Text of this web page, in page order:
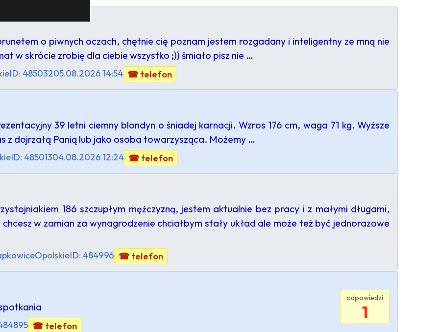
o piwnych oczach, chętnie cię poznam jestem rozgadany i inteligentny ze mną nie
w skrócie zrobię dla ciebie wszystko ;)) śmiało pisz nie …
ID: 48503205.08.2026 14:54 ☎ telefon
39 letni ciemny blondyn o śniadej karnacji. Wzros 176 cm, waga 71 kg. Wyższe
z dojrzałą Panią lub jako osoba towarzysząca. Możemy …
ID: 48501304.08.2026 12:24 ☎ telefon
186 szczupłym mężczyzną, jestem aktualnie bez pracy i z małymi długami,
w zamian za wynagrodzenie chciałbym stały układ ale może też być jednorazowe
OpolskieID: 484996 ☎ telefon
☎ telefon
odpowiedzi
1